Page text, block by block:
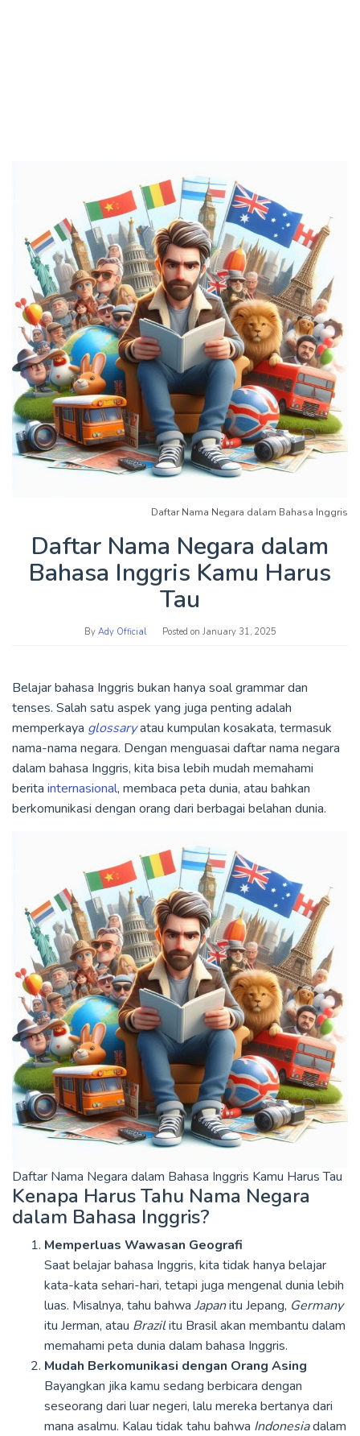
Daftar Nama Negara dalam Bahasa Inggris
Daftar Nama Negara dalam
Bahasa Inggris Kamu Harus
Tau
By Ady Official Posted on January 31, 2025
Belajar bahasa Inggris bukan hanya soal grammar dan
tenses. Salah satu aspek yang juga penting adalah
memperkaya glossaryatau kumpulan kosakata, termasuk
nama-nama negara. Dengan menguasai daftar nama negara
dalam bahasa Inggris, kita bisa lebih mudah memahami
berita internasional, membaca peta dunia, atau bahkan
berkomunikasi dengan orang dari berbagai belahan dunia.
Daftar Nama Negara dalam Bahasa Inggris Kamu Harus Tau
Kenapa Harus Tahu Nama Negara
dalam Bahasa Inggris?
Memperluas Wawasan Geografi
Saat belajar bahasa Inggris, kita tidak hanya belajar
kata-kata sehari-hari, tetapi juga mengenal dunia lebih
luas. Misalnya, tahu bahwa Japanitu Jepang, Germany
itu Jerman, atau Brazilitu Brasil akan membantu dalam
memahami peta dunia dalam bahasa Inggris.
Mudah Berkomunikasi dengan Orang Asing
Bayangkan jika kamu sedang berbicara dengan
seseorang dari luar negeri, lalu mereka bertanya dari
mana asalmu. Kalau tidak tahu bahwa Indonesiadalam